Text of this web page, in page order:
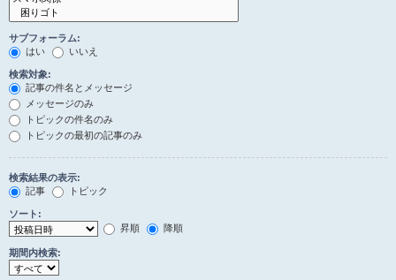
サブフォーラム:
はい
いいえ
検索対象:
記事の件名とメッセージ
メッセージのみ
トピックの件名のみ
トピックの最初の記事のみ
検索結果の表示:
記事
トピック
ソート:
昇順
降順
期間内検索: